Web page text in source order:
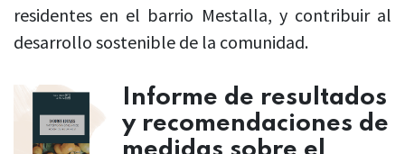
residentes en el barrio Mestalla, y contribuir al
desarrollo sostenible de la comunidad.
Informe de resultados
y recomendaciones de